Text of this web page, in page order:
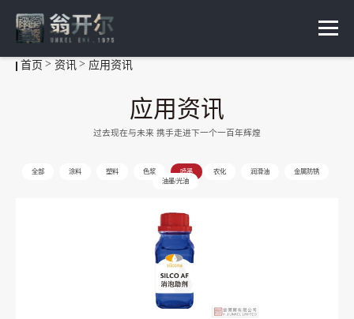
首页 资讯 应用资讯
应用资讯
过去现在与未来 携手走进下一个一百年辉煌
全部 涂料 塑料 色浆 喷墨 农化 润滑油
金属防锈
油墨/光油